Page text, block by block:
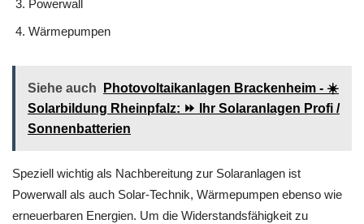
Powerwall
Siehe auch Photovoltaikanlagen Brackenheim - ☀️
Sonnenbatterien
Speziell wichtig als Nachbereitung zur Solaranlagen ist